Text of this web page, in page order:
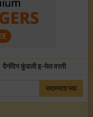
दैनंदिन कुंडली इ-मेल वरती
सदस्यता घ्या